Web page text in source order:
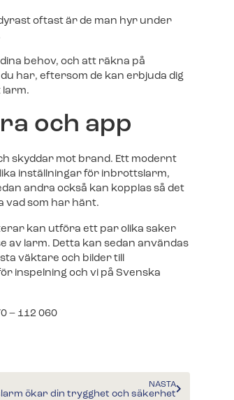
oftast är de man hyr under
behov, och att räkna på
har, eftersom de kan erbjuda dig
larm.
och app
skyddar mot brand. Ett modernt
inställningar för inbrottslarm,
andra också kan kopplas så det
vad som har hänt.
kan utföra ett par olika saker
av larm. Detta kan sedan användas
väktare och bilder till
inspelning och vi på Svenska
– 112 060
NÄSTA
ökar din trygghet och säkerhet